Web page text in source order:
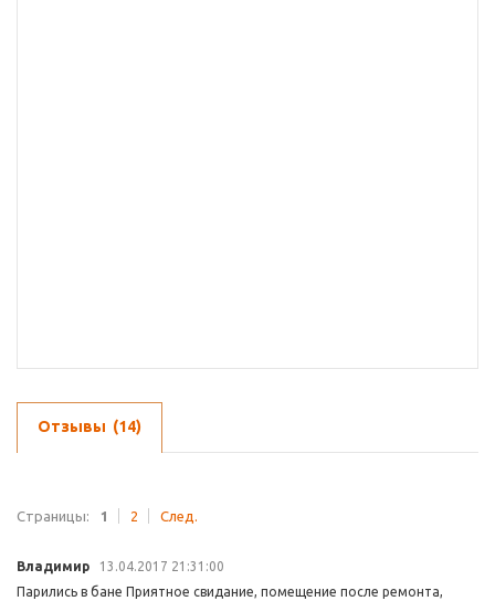
Отзывы (14)
Страницы: 1 2 След.
Владимир
13.04.2017 21:31:00
Парились в бане Приятное свидание, помещение после ремонта,